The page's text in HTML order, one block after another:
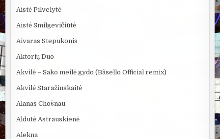
Aistė Pilvelytė
Aistė Smilgevičiūtė
Aivaras Stepukonis
Aktorių Duo
Akvilė – Sako meilė gydo (Bäsello Official remix)
Akvilė Staražinskaitė
Alanas Chošnau
Aldutė Astrauskienė
Alekna